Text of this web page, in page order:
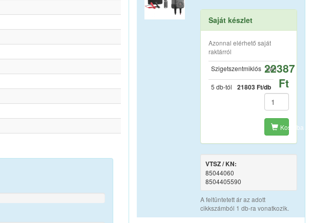
Saját készlet
Azonnal elérhető saját
raktárról
Szigetszentmiklós
van
5 db-tól 21803 Ft/db
22387
Ft
Kosárba
VTSZ / KN:
85044060
8504405590
A feltüntetett ár az adott
cikkszámból 1 db-ra vonatkozik.